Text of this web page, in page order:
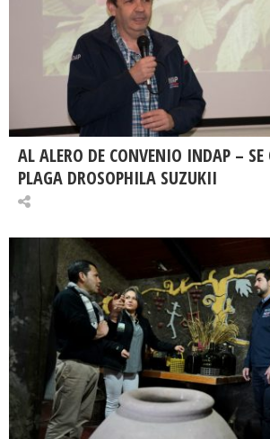
AL ALERO DE CONVENIO INDAP – SE
PLAGA DROSOPHILA SUZUKII